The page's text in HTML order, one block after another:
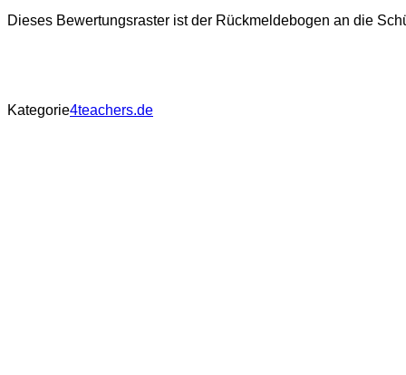
Dieses Bewertungsraster ist der Rückmeldebogen an die
Kategorie4teachers.de